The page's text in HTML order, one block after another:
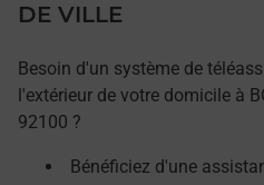
DE VILLE
Besoin d'un système de
l'extérieur de votre domicile à
92100 ?
Bénéficiez d'une